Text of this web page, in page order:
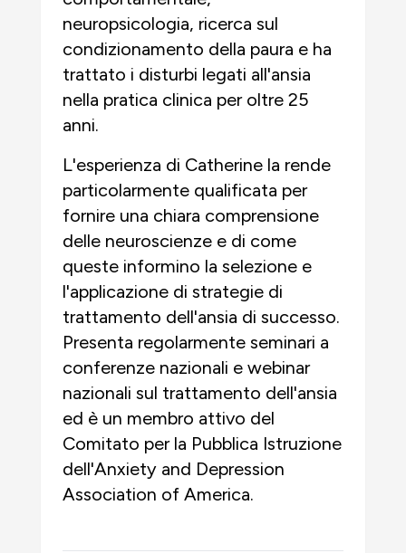
neuropsicologia, ricerca sul
condizionamento della paura e ha
trattato i disturbi legati all'ansia
nella pratica clinica per oltre 25
anni.
L'esperienza di Catherine la rende
particolarmente qualificata per
fornire una chiara comprensione
delle neuroscienze e di come
queste informino la selezione e
l'applicazione di strategie di
trattamento dell'ansia di successo.
Presenta regolarmente seminari a
conferenze nazionali e webinar
nazionali sul trattamento dell'ansia
ed è un membro attivo del
Comitato per la Pubblica Istruzione
dell'Anxiety and Depression
Association of America.